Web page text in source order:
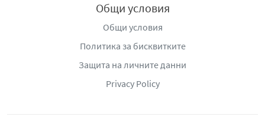
Общи условия
Общи условия
Политика за бисквитките
Защита на личните данни
Privacy Policy